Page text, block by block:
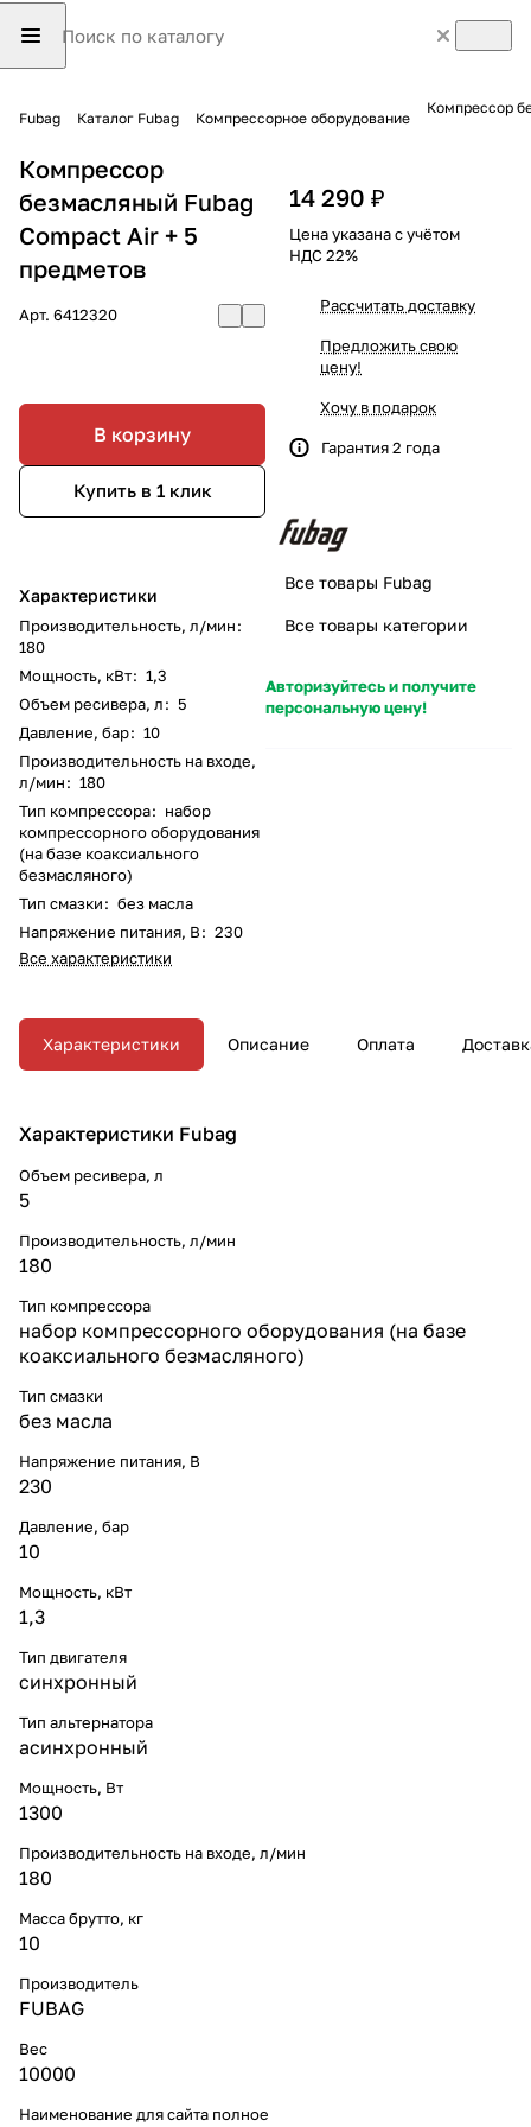
Fubag Каталог Fubag Компрессорное оборудование
Компрессор
Компрессор
безмасляный Fubag
Compact Air + 5
предметов
Арт. 6412320
В корзину
Купить в 1 клик
Характеристики
Производительность, л/мин:
180
Мощность, кВт: 1,3
Объем ресивера, л: 5
Давление, бар: 10
Производительность на входе,
л/мин: 180
Тип компрессора: набор
компрессорного оборудования
(на базе коаксиального
безмасляного)
Тип смазки: без масла
Напряжение питания, В: 230
Все характеристики
14 290 ₽
Цена указана с учётом
НДС 22%
Рассчитать доставку
Предложить свою
цену!
Хочу в подарок
Гарантия 2 года
Все товары Fubag
Все товары категории
Авторизуйтесь и получите
персональную цену!
Характеристики Описание Оплата
Характеристики Fubag
Объем ресивера, л
5
Производительность, л/мин
180
Тип компрессора
набор компрессорного оборудования (на базе
коаксиального безмасляного)
Тип смазки
без масла
Напряжение питания, В
230
Давление, бар
10
Мощность, кВт
1,3
Тип двигателя
синхронный
Тип альтернатора
асинхронный
Мощность, Вт
1300
Производительность на входе, л/мин
180
Масса брутто, кг
10
Производитель
FUBAG
Вес
10000
Наименование для сайта полное